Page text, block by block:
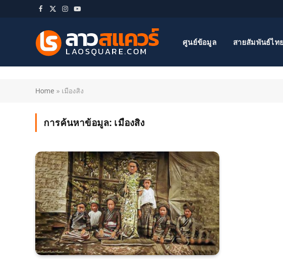
Facebook
X
Instagram
YouTube
ศูนย์ข้อมูล สายสัมพันธ์ไท
Home » เมืองสิง
การค้นหาข้อมูล: เมืองสิง